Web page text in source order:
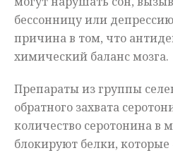
бессонницу или
причина в том, что
химический баланс мозга.
Препараты из группы
обратного захвата
количество серотонина в
блокируют белки, которые